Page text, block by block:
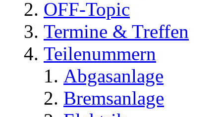
OFF-Topic
Termine & Treffen
Teilenummern
Abgasanlage
Bremsanlage